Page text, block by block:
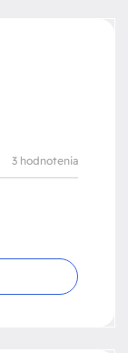
3 hodnotenia